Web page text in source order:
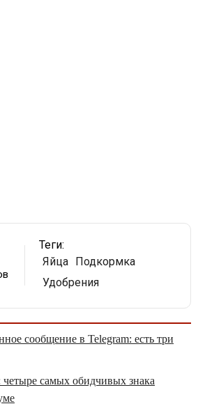
Теги:
Яйца
Подкормка
Удобрения
сообщение в Telegram: есть три
самых обидчивых знака